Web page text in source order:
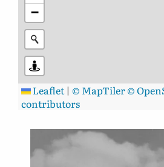
−
Leaflet | © MapTiler©
contributors